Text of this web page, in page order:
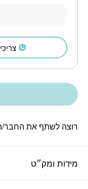
מידות ומק״ט
רוצה לשתף את החבר/